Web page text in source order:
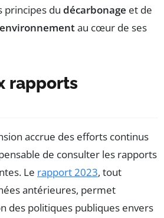
principes du décarbonage et de
au cœur de ses
rapports
accrue des efforts continus
de consulter les rapports
Le rapport 2023, tout
antérieures, permet
des politiques publiques envers